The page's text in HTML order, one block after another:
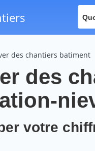
des chantiers batiment
des
votre